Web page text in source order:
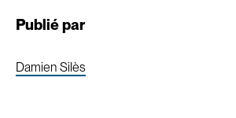
Publié par
Damien Silès